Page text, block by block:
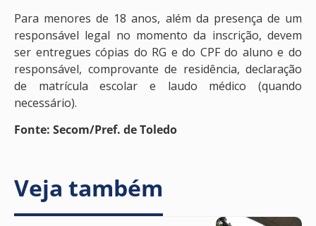
Para menores de 18 anos, além da presença de um
responsável legal no momento da inscrição, devem
ser entregues cópias do RG e do CPF do aluno e do
responsável, comprovante de residência, declaração
de matrícula escolar e laudo médico (quando
necessário).
Fonte: Secom/Pref. de Toledo
Veja também